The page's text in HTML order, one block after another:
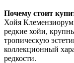
Почему стоит
Хойя
редкие хойи,
тропическую
коллекционный
редкости.